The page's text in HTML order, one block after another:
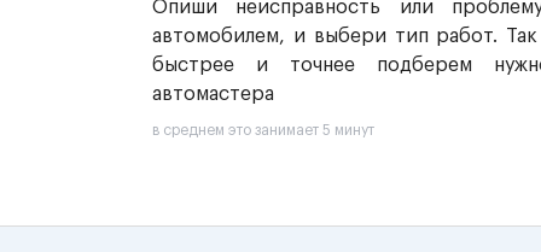
Опиши неисправность или
автомобилем, и выбери тип работ.
быстрее и точнее подберем
автомастера
в среднем это занимает 5 минут